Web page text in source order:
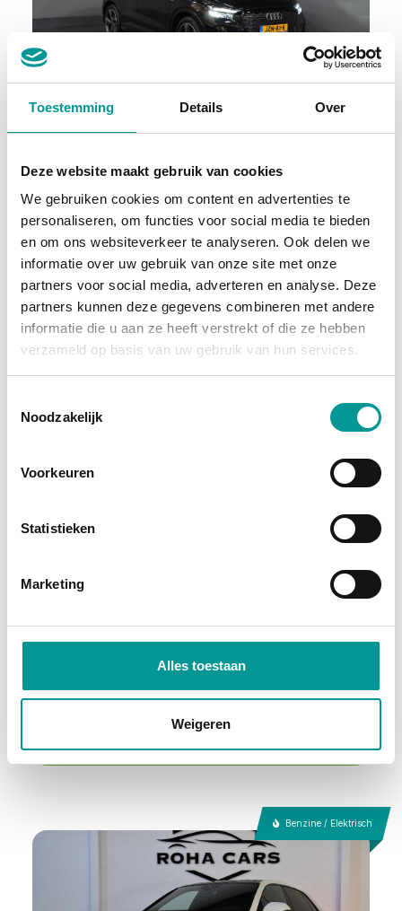
Toestemming Details Over
Deze website maakt gebruik van cookies
We gebruiken cookies om content en advertenties te
personaliseren, om functies voor social media te bieden
en om ons websiteverkeer te analyseren. Ook delen we
informatie over uw gebruik van onze site met onze
partners voor social media, adverteren en analyse. Deze
partners kunnen deze gegevens combineren met andere
informatie die u aan ze heeft verstrekt of die ze hebben
verzameld op basis van uw gebruik van hun services.
Noodzakelijk
Voorkeuren
Statistieken
Marketing
Alles toestaan
Weigeren
Automaat - 76197km - 2022
€501.07/maand
Deze auto bekijken
Volkswagen Caddy Cargo Bestelbus 2.0 TDI 100 pk Omvormer/ Sortimo/ Cruise/ Airco/ DAB
Handgeschakeld - 78016km - 2022
72 maanden
Deze auto bekijken
Benzine / Elektrisch